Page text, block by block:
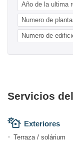
Año de la ultima
Numero de
Numero de
Servicios
Exteriores
Terraza / solárium